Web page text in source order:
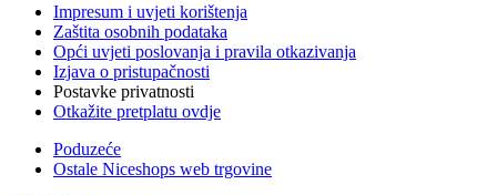
Impresum i uvjeti korištenja
Zaštita osobnih podataka
Opći uvjeti poslovanja i pravila otkazivanja
Izjava o pristupačnosti
Postavke privatnosti
Otkažite pretplatu ovdje
Poduzeće
Ostale Niceshops web trgovine